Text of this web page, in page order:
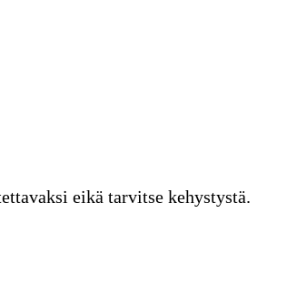
eikä tarvitse kehystystä.